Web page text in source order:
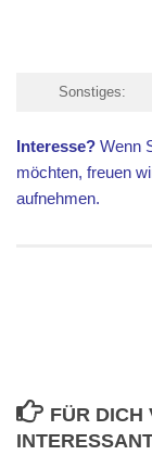
Sonstiges:
Interesse? Wenn
möchten, freuen
aufnehmen.
FÜR DICH